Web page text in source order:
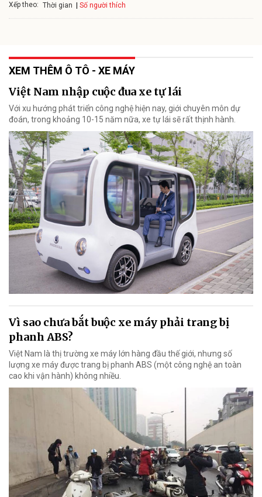
Xếp theo: Thời gian Số người thích
XEM THÊM Ô TÔ - XE MÁY
Việt Nam nhập cuộc đua xe tự lái
Với xu hướng phát triển công nghệ hiện nay, giới chuyên môn dự
đoán, trong khoảng 10-15 năm nữa, xe tự lái sẽ rất thịnh hành.
Vì sao chưa bắt buộc xe máy phải trang bị
phanh ABS?
Việt Nam là thị trường xe máy lớn hàng đầu thế giới, nhưng số
lượng xe máy được trang bị phanh ABS (một công nghệ an toàn
cao khi vận hành) không nhiều.